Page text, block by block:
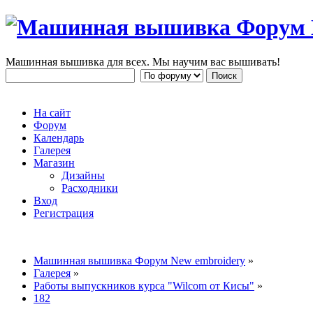
Машинная вышивка для всех. Мы научим вас вышивать!
На сайт
Форум
Календарь
Галерея
Магазин
Дизайны
Расходники
Вход
Регистрация
Машинная вышивка Форум New embroidery »
Галерея »
Работы выпускников курса "Wilcom от Кисы" »
182